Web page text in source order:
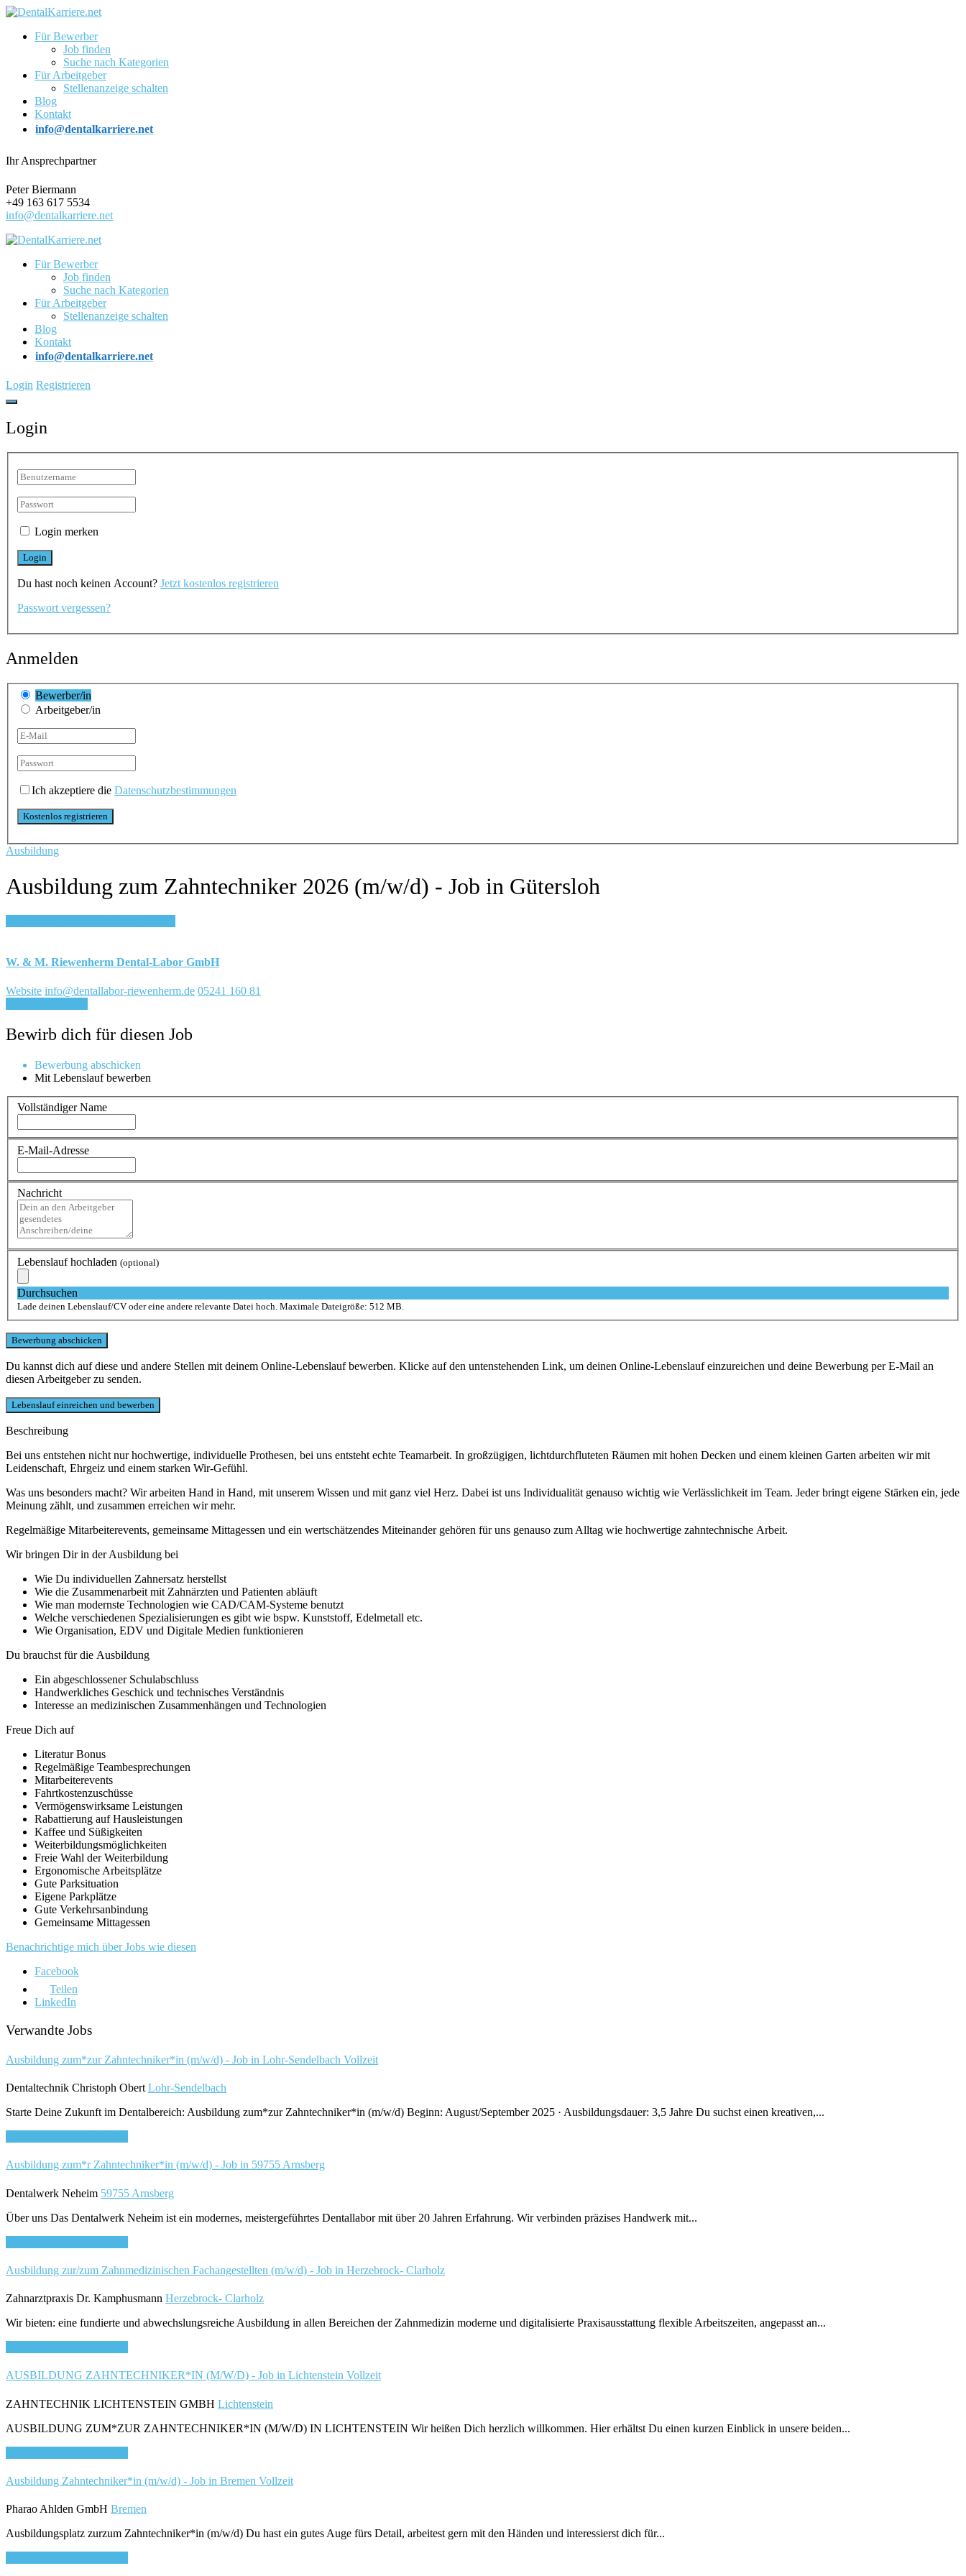
Für Bewerber
Job finden
Suche nach Kategorien
Für Arbeitgeber
Stellenanzeige schalten
Blog
Kontakt
info@dentalkarriere.net
Ihr Ansprechpartner
Peter Biermann
+49 163 617 5534
info@dentalkarriere.net
Für Bewerber
Job finden
Suche nach Kategorien
Für Arbeitgeber
Stellenanzeige schalten
Blog
Kontakt
info@dentalkarriere.net
Login Registrieren
Login
Login merken
Du hast noch keinen Account? Jetzt kostenlos registrieren
Passwort vergessen?
Anmelden
Bewerber/in
Arbeitgeber/in
Ich akzeptiere die Datenschutzbestimmungen
Ausbildung
Ausbildung zum Zahntechniker 2026 (m/w/d) - Job in Gütersloh
W. & M. Riewenherm Dental-Labor GmbH
Website info@dentallabor-riewenherm.de 05241 160 81
Bewirb dich für diesen Job
Bewerbung abschicken
Mit Lebenslauf bewerben
Vollständiger Name
E-Mail-Adresse
Nachricht
Lebenslauf hochladen (optional)
Durchsuchen
Lade deinen Lebenslauf/CV oder eine andere relevante Datei hoch. Maximale Dateigröße: 512 MB.
Du kannst dich auf diese und andere Stellen mit deinem Online-Lebenslauf bewerben. Klicke auf den untenstehenden Link, um deinen Online-Lebenslauf einzureichen und deine Bewerbung per E-Mail an
diesen Arbeitgeber zu senden.
Beschreibung
Bei uns entstehen nicht nur hochwertige, individuelle Prothesen, bei uns entsteht echte Teamarbeit. In großzügigen, lichtdurchfluteten Räumen mit hohen Decken und einem kleinen Garten arbeiten wir mit
Leidenschaft, Ehrgeiz und einem starken Wir-Gefühl.
Was uns besonders macht? Wir arbeiten Hand in Hand, mit unserem Wissen und mit ganz viel Herz. Dabei ist uns Individualität genauso wichtig wie Verlässlichkeit im Team. Jeder bringt eigene Stärken ein, jede
Meinung zählt, und zusammen erreichen wir mehr.
Regelmäßige Mitarbeiterevents, gemeinsame Mittagessen und ein wertschätzendes Miteinander gehören für uns genauso zum Alltag wie hochwertige zahntechnische Arbeit.
Wir bringen Dir in der Ausbildung bei
Wie Du individuellen Zahnersatz herstellst
Wie die Zusammenarbeit mit Zahnärzten und Patienten abläuft
Wie man modernste Technologien wie CAD/CAM-Systeme benutzt
Welche verschiedenen Spezialisierungen es gibt wie bspw. Kunststoff, Edelmetall etc.
Wie Organisation, EDV und Digitale Medien funktionieren
Du brauchst für die Ausbildung
Ein abgeschlossener Schulabschluss
Handwerkliches Geschick und technisches Verständnis
Interesse an medizinischen Zusammenhängen und Technologien
Freue Dich auf
Literatur Bonus
Regelmäßige Teambesprechungen
Mitarbeiterevents
Fahrtkostenzuschüsse
Vermögenswirksame Leistungen
Rabattierung auf Hausleistungen
Kaffee und Süßigkeiten
Weiterbildungsmöglichkeiten
Freie Wahl der Weiterbildung
Ergonomische Arbeitsplätze
Gute Parksituation
Eigene Parkplätze
Gute Verkehrsanbindung
Gemeinsame Mittagessen
Benachrichtige mich über Jobs wie diesen
Facebook
Teilen
LinkedIn
Verwandte Jobs
Ausbildung zum*zur Zahntechniker*in (m/w/d) - Job in Lohr-Sendelbach Vollzeit
Dentaltechnik Christoph Obert Lohr-Sendelbach
Starte Deine Zukunft im Dentalbereich: Ausbildung zum*zur Zahntechniker*in (m/w/d) Beginn: August/September 2025 · Ausbildungsdauer: 3,5 Jahre Du suchst einen kreativen,...
Ausbildung zum*r Zahntechniker*in (m/w/d) - Job in 59755 Arnsberg
Dentalwerk Neheim 59755 Arnsberg
Über uns Das Dentalwerk Neheim ist ein modernes, meistergeführtes Dentallabor mit über 20 Jahren Erfahrung. Wir verbinden präzises Handwerk mit...
Ausbildung zur/zum Zahnmedizinischen Fachangestellten (m/w/d) - Job in Herzebrock- Clarholz
Zahnarztpraxis Dr. Kamphusmann Herzebrock- Clarholz
Wir bieten: eine fundierte und abwechslungsreiche Ausbildung in allen Bereichen der Zahnmedizin moderne und digitalisierte Praxisausstattung flexible Arbeitszeiten, angepasst an...
AUSBILDUNG ZAHNTECHNIKER*IN (M/W/D) - Job in Lichtenstein Vollzeit
ZAHNTECHNIK LICHTENSTEIN GMBH Lichtenstein
AUSBILDUNG ZUM*ZUR ZAHNTECHNIKER*IN (M/W/D) IN LICHTENSTEIN Wir heißen Dich herzlich willkommen. Hier erhältst Du einen kurzen Einblick in unsere beiden...
Ausbildung Zahntechniker*in (m/w/d) - Job in Bremen Vollzeit
Pharao Ahlden GmbH Bremen
Ausbildungsplatz zurzum Zahntechniker*in (m/w/d) Du hast ein gutes Auge fürs Detail, arbeitest gern mit den Händen und interessierst dich für...